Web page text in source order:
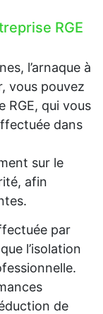
RGE
l’arnaque à
vous pouvez
RGE, qui vous
dans
sur le
afin
par
l’isolation
de